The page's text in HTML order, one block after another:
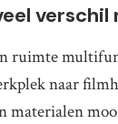
verschil
ruimte
naar
materialen